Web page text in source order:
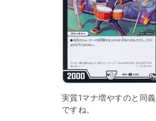
実質1マナ増やすのと同義
ですね。